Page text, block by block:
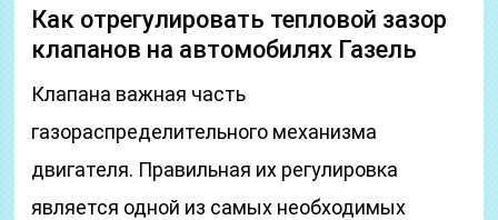
Как отрегулировать тепловой зазор
клапанов на автомобилях Газель
Клапана важная часть
газораспределительного механизма
двигателя. Правильная их регулировка
является одной из самых необходимых